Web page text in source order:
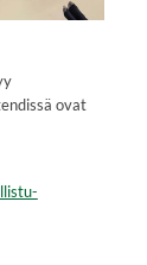
ovat